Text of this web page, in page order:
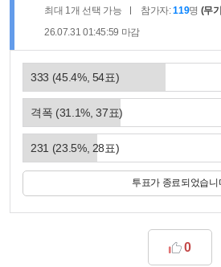
목
:
최대 1개 선택 가능 참가자:119명 (무
26.07.31 01:45:59 마감
333 (45.4%, 54표)
격폭 (31.1%,37표)
231 (23.5%, 28표)
투표가 종료되었습니
0